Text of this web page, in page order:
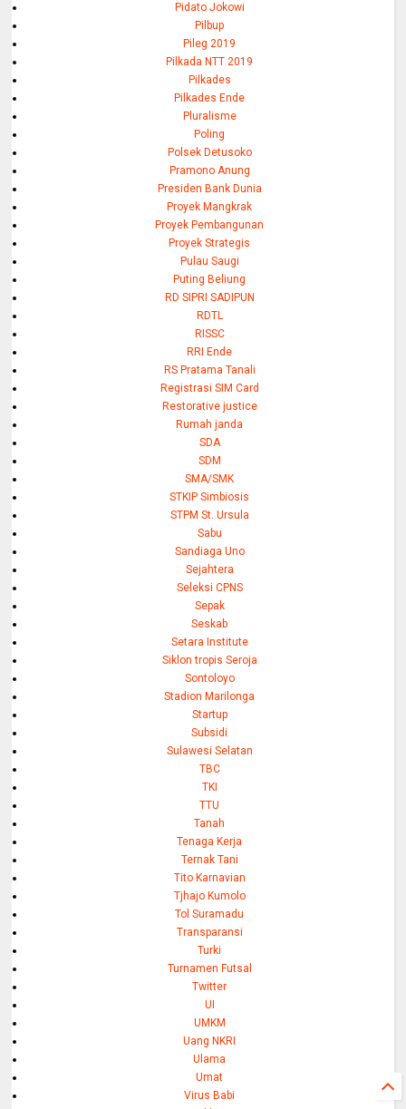
Pidato Jokowi
Pilbup
Pileg 2019
Pilkada NTT 2019
Pilkades
Pilkades Ende
Pluralisme
Poling
Polsek Detusoko
Pramono Anung
Presiden Bank Dunia
Proyek Mangkrak
Proyek Pembangunan
Proyek Strategis
Pulau Saugi
Puting Beliung
RD SIPRI SADIPUN
RDTL
RISSC
RRI Ende
RS Pratama Tanali
Registrasi SIM Card
Restorative justice
Rumah janda
SDA
SDM
SMA/SMK
STKIP Simbiosis
STPM St. Ursula
Sabu
Sandiaga Uno
Sejahtera
Seleksi CPNS
Sepak
Seskab
Setara Institute
Siklon tropis Seroja
Sontoloyo
Stadion Marilonga
Startup
Subsidi
Sulawesi Selatan
TBC
TKI
TTU
Tanah
Tenaga Kerja
Ternak Tani
Tito Karnavian
Tjhajo Kumolo
Tol Suramadu
Transparansi
Turki
Turnamen Futsal
Twitter
UI
UMKM
Uang NKRI
Ulama
Umat
Virus Babi